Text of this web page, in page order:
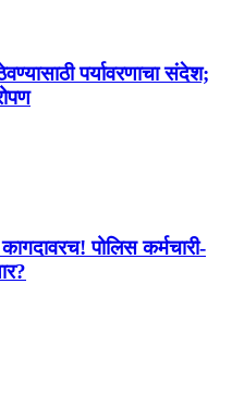
पर्यावरणाचा संदेश;
पोलिस कर्मचारी-